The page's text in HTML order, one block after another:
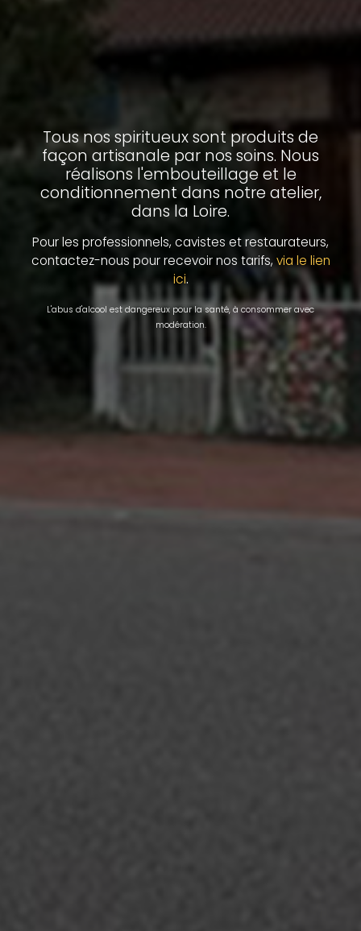
Tous nos spiritueux sont produits de
façon artisanale par nos soins. Nous
réalisons l'embouteillage et le
conditionnement dans notre atelier,
dans la Loire.
Pour les professionnels, cavistes et restaurateurs,
contactez-nous pour recevoir nos tarifs, via le lien
ici.
L'abus d'alcool est dangereux pour la santé, à consommer avec
modération.